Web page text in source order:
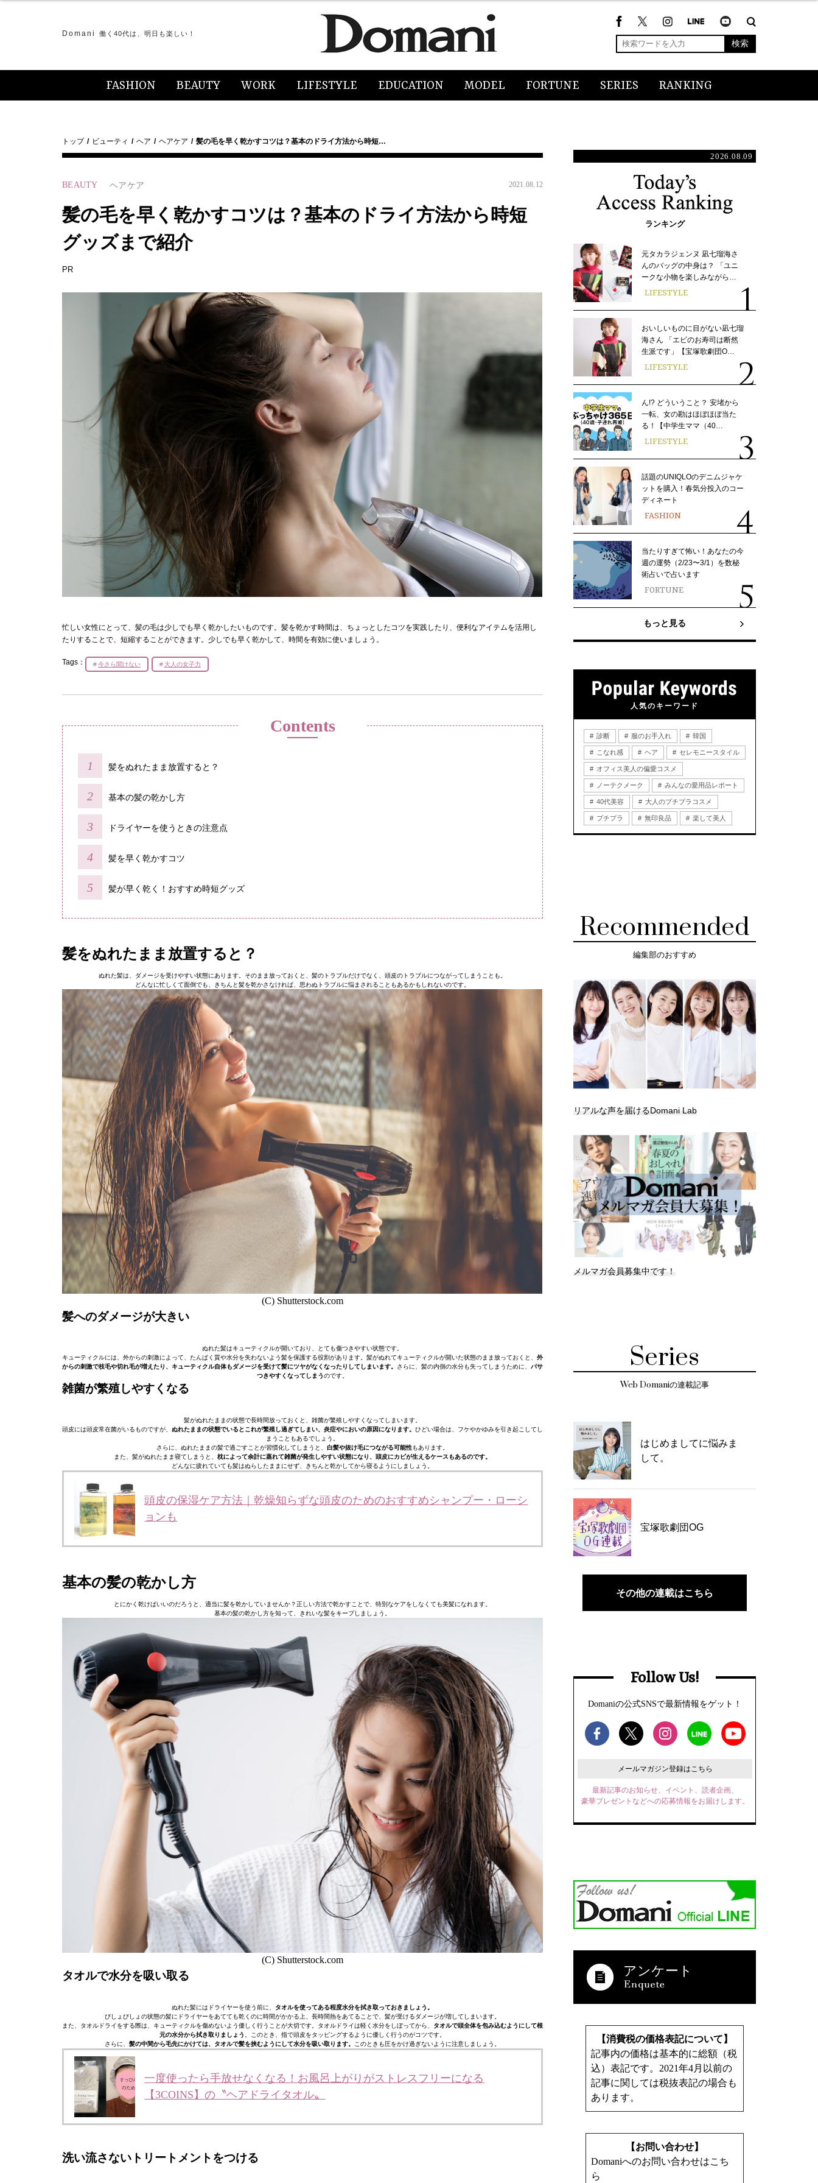
Domani 働く40代は、明日も楽しい！
検索
FASHION BEAUTY WORK LIFESTYLE EDUCATION MODEL FORTUNE SERIES RANKING
トップ ビューティ ヘア ヘアケア 髪の毛を早く乾かすコツは？基本のドライ方法から時短…
BEAUTY ヘアケア 2021.08.12
髪の毛を早く乾かすコツは？基本のドライ方法から時短
グッズまで紹介
PR
忙しい女性にとって、髪の毛は少しでも早く乾かしたいものです。髪を乾かす時間は、ちょっとしたコツを実践したり、便利なアイテムを活用し
たりすることで、短縮することができます。少しでも早く乾かして、時間を有効に使いましょう。
Tags： 今さら聞けない 大人の女子力
Contents
髪をぬれたまま放置すると？
基本の髪の乾かし方
ドライヤーを使うときの注意点
髪を早く乾かすコツ
髪が早く乾く！おすすめ時短グッズ
髪をぬれたまま放置すると？
ぬれた髪は、ダメージを受けやすい状態にあります。そのまま放っておくと、髪のトラブルだけでなく、頭皮のトラブルにつながってしまうことも。
どんなに忙しくて面倒でも、きちんと髪を乾かさなければ、思わぬトラブルに悩まされることもあるかもしれないのです。
(C) Shutterstock.com
髪へのダメージが大きい
ぬれた髪はキューティクルが開いており、とても傷つきやすい状態です。
キューティクルには、外からの刺激によって、たんぱく質や水分を失わないよう髪を保護する役割があります。髪がぬれてキューティクルが開いた状態のまま放っておくと、 外
からの刺激で枝毛や切れ毛が増えたり、キューティクル自体もダメージを受けて髪にツヤがなくなったりしてしまいます。 さらに、髪の内側の水分も失ってしまうために、 パサ
つきやすくなってしまうのです。
雑菌が繁殖しやすくなる
髪がぬれたままの状態で長時間放っておくと、雑菌が繁殖しやすくなってしまいます。
頭皮には頭皮常在菌がいるものですが、 ぬれたままの状態でいるとこれが繁殖し過ぎてしまい、炎症やにおいの原因になります。 ひどい場合は、フケやかゆみを引き起こしてし
まうこともあるでしょう。
さらに、ぬれたままの髪で過ごすことが習慣化してしまうと、 白髪や抜け毛につながる可能性もあります。
また、髪がぬれたまま寝てしまうと、 枕によって余計に蒸れて雑菌が発生しやすい状態になり、頭皮にカビが生えるケースもあるのです。
どんなに疲れていても髪はぬらしたままにせず、きちんと乾かしてから寝るようにしましょう。
頭皮の保湿ケア方法｜乾燥知らずな頭皮のためのおすすめシャンプー・ローシ
ョンも
基本の髪の乾かし方
とにかく乾けばいいのだろうと、適当に髪を乾かしていませんか？正しい方法で乾かすことで、特別なケアをしなくても美髪になれます。
基本の髪の乾かし方を知って、きれいな髪をキープしましょう。
(C) Shutterstock.com
タオルで水分を吸い取る
ぬれた髪にはドライヤーを使う前に、 タオルを使ってある程度水分を拭き取っておきましょう。
びしょびしょの状態の髪にドライヤーをあてても乾くのに時間がかかる上、長時間熱をあてることで、髪が受けるダメージが増してしまいます。
また、タオルドライをする際は、キューティクルを傷めないよう優しく行うことが大切です。タオルドライは軽く水分をしぼってから、 タオルで頭全体を包み込むようにして根
元の水分から拭き取りましょう
。このとき、指で頭皮をタッピングするように優しく行うのがコツです。
さらに、 髪の中間から毛先にかけては、タオルで髪を挟むようにして水分を吸い取ります。 このときも圧をかけ過ぎないように注意しましょう。
一度使ったら手放せなくなる！お風呂上がりがストレスフリーになる
【3COINS】の〝ヘアドライタオル〟
洗い流さないトリートメントをつける
2026.08.09
ランキング
元タカラジェンヌ 凪七瑠海さ
んのバッグの中身は？ 「ユニ
ークな小物を楽しみながら…
LIFESTYLE
おいしいものに目がない凪七瑠
海さん 「エビのお寿司は断然
生派です」【宝塚歌劇団O…
LIFESTYLE
ん!? どういうこと？ 安堵から
一転、女の勘はほぼほぼ当た
る！【中学生ママ（40…
LIFESTYLE
話題のUNIQLOのデニムジャケ
ットを購入！春気分投入のコー
ディネート
FASHION
当たりすぎて怖い！あなたの今
週の運勢（2/23〜3/1）を数秘
術占いで占います
FORTUNE
もっと見る
人気のキーワード
診断 服のお手入れ 韓国
こなれ感 ヘア セレモニースタイル
オフィス美人の偏愛コスメ
ノーテクメーク みんなの愛用品レポート
40代美容 大人のプチプラコスメ
プチプラ 無印良品 楽して美人
Recommended
編集部のおすすめ
リアルな声を届けるDomani Lab
メルマガ会員募集中です！
Series
Web Domaniの連載記事
はじめましてに悩みま
して。
宝塚歌劇団OG
その他の連載はこちら
Follow Us!
Domaniの公式SNSで最新情報をゲット！
メールマガジン登録はこちら
最新記事のお知らせ、イベント、読者企画、
豪華プレゼントなどへの応募情報をお届けします。
アンケート
【消費税の価格表記について】
記事内の価格は基本的に総額（税
込）表記です。2021年4月以前の
記事に関しては税抜表記の場合も
あります。
【お問い合わせ】
Domaniへのお問い合わせはこち
ら